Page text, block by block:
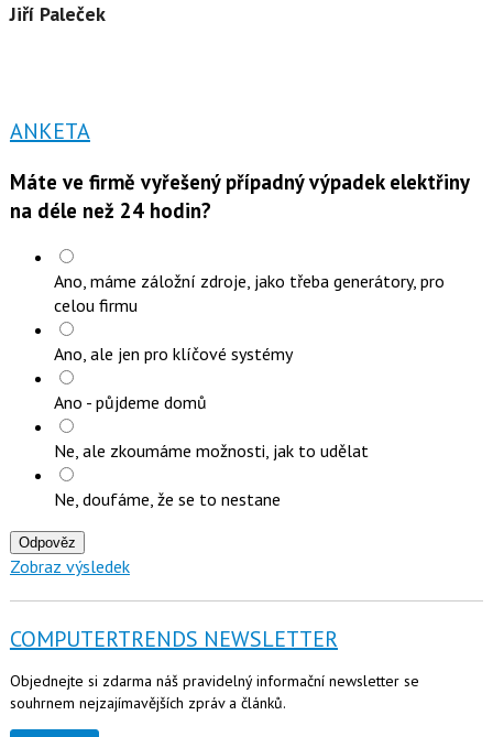
Jiří Paleček
ANKETA
Máte ve firmě vyřešený případný výpadek elektřiny
na déle než 24 hodin?
Ano, máme záložní zdroje, jako třeba generátory, pro
celou firmu
Ano, ale jen pro klíčové systémy
Ano - půjdeme domů
Ne, ale zkoumáme možnosti, jak to udělat
Ne, doufáme, že se to nestane
Odpověz
Zobraz výsledek
COMPUTERTRENDS NEWSLETTER
Objednejte si zdarma náš pravidelný informační newsletter se
souhrnem nejzajímavějších zpráv a článků.